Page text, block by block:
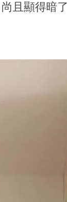
且顯得暗